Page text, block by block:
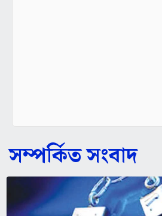
সম্পর্কিত সংবাদ